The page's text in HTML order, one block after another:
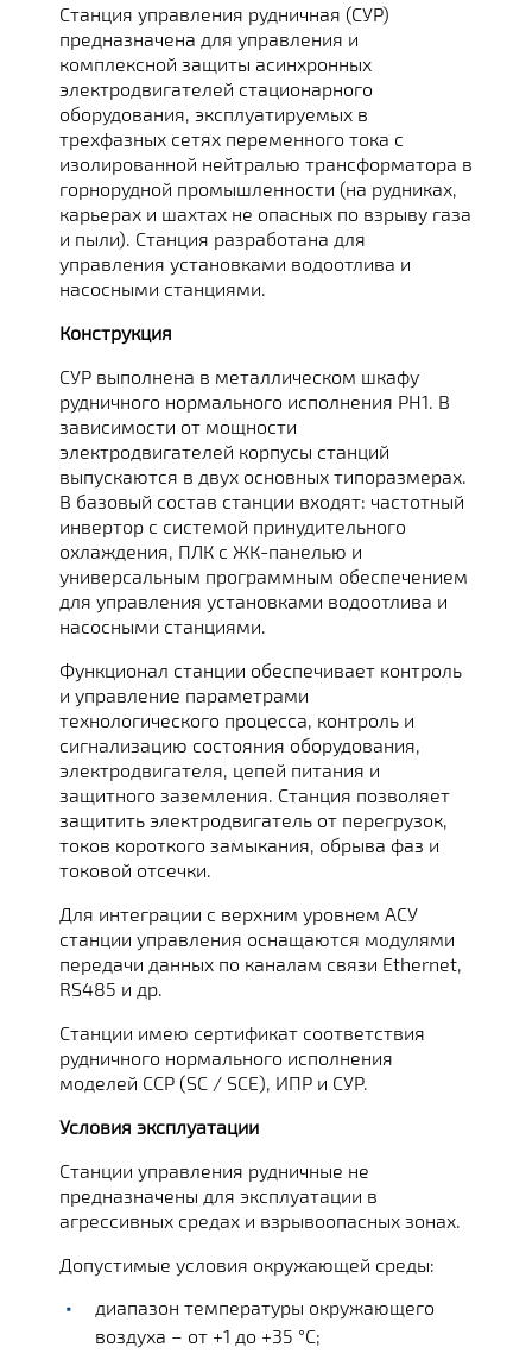
Станция управления рудничная (СУР)
предназначена для управления и
комплексной защиты асинхронных
электродвигателей стационарного
оборудования, эксплуатируемых в
трехфазных сетях переменного тока с
изолированной нейтралью трансформатора в
горнорудной промышленности (на рудниках,
карьерах и шахтах не опасных по взрыву газа
и пыли). Станция разработана для
управления установками водоотлива и
насосными станциями.
Конструкция
СУР выполнена в металлическом шкафу
рудничного нормального исполнения РН1. В
зависимости от мощности
электродвигателей корпусы станций
выпускаются в двух основных типоразмерах.
В базовый состав станции входят: частотный
инвертор с системой принудительного
охлаждения, ПЛК с ЖК-панелью и
универсальным программным обеспечением
для управления установками водоотлива и
насосными станциями.
Функционал станции обеспечивает контроль
и управление параметрами
технологического процесса, контроль и
сигнализацию состояния оборудования,
электродвигателя, цепей питания и
защитного заземления. Станция позволяет
защитить электродвигатель от перегрузок,
токов короткого замыкания, обрыва фаз и
токовой отсечки.
Для интеграции с верхним уровнем АСУ
станции управления оснащаются модулями
передачи данных по каналам связи Ethernet,
RS485 и др.
Станции имею сертификат соответствия
рудничного нормального исполнения
моделей ССР (SC / SCE), ИПР и СУР.
Условия эксплуатации
Станции управления рудничные не
предназначены для эксплуатации в
агрессивных средах и взрывоопасных зонах.
Допустимые условия окружающей среды:
диапазон температуры окружающего
воздуха – от +1 до +35 °С;